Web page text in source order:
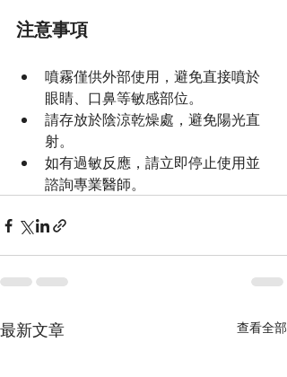
注意事項
噴霧僅供外部使用，避免直接噴於
眼睛、口鼻等敏感部位。
請存放於陰涼乾燥處，避免陽光直
射。
如有過敏反應，請立即停止使用並
諮詢專業醫師。
最新文章 查看全部